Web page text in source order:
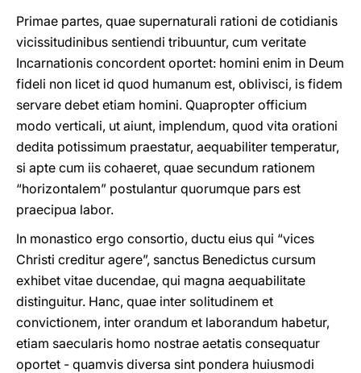
Primae partes, quae supernaturali rationi de cotidianis
vicissitudinibus sentiendi tribuuntur, cum veritate
Incarnationis concordent oportet: homini enim in Deum
fideli non licet id quod humanum est, oblivisci, is fidem
servare debet etiam homini. Quapropter officium
modo verticali, ut aiunt, implendum, quod vita orationi
dedita potissimum praestatur, aequabiliter temperatur,
si apte cum iis cohaeret, quae secundum rationem
“horizontalem” postulantur quorumque pars est
praecipua labor.
In monastico ergo consortio, ductu eius qui “vices
Christi creditur agere”, sanctus Benedictus cursum
exhibet vitae ducendae, qui magna aequabilitate
distinguitur. Hanc, quae inter solitudinem et
convictionem, inter orandum et laborandum habetur,
etiam saecularis homo nostrae aetatis consequatur
oportet - quamvis diversa sint pondera huiusmodi